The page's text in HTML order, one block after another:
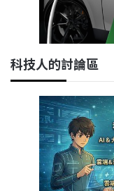
科技人的討論區